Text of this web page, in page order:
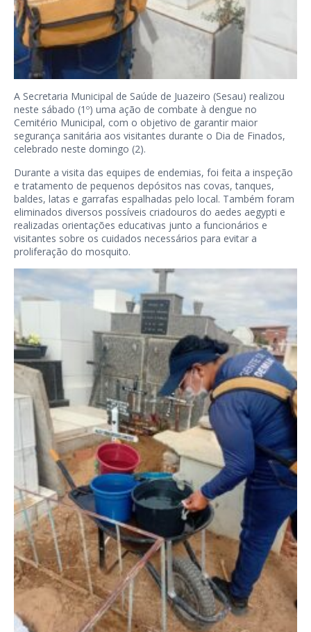
A Secretaria Municipal de Saúde de Juazeiro (Sesau) realizou
neste sábado (1º) uma ação de combate à dengue no
Cemitério Municipal, com o objetivo de garantir maior
segurança sanitária aos visitantes durante o Dia de Finados,
celebrado neste domingo (2).
Durante a visita das equipes de endemias, foi feita a inspeção
e tratamento de pequenos depósitos nas covas, tanques,
baldes, latas e garrafas espalhadas pelo local. Também foram
eliminados diversos possíveis criadouros do aedes aegypti e
realizadas orientações educativas junto a funcionários e
visitantes sobre os cuidados necessários para evitar a
proliferação do mosquito.